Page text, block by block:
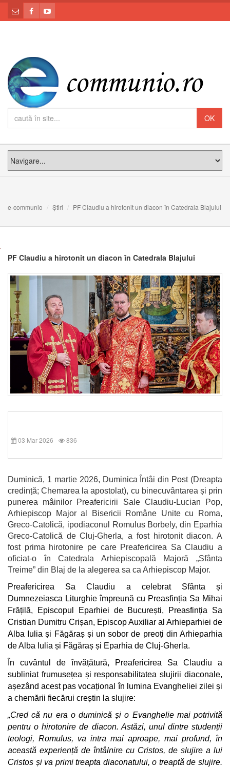
e-communio Știri PF Claudiu a hirotonit un diacon în Catedrala Blajului
PF Claudiu a hirotonit un diacon în Catedrala Blajului
03 Mar 2026 836
Duminică, 1 martie 2026, Duminica Întâi din Post (Dreapta
credință; Chemarea la apostolat), cu binecuvântarea și prin
punerea mâinilor Preafericirii Sale Claudiu-Lucian Pop,
Arhiepiscop Major al Bisericii Române Unite cu Roma,
Greco-Catolică, ipodiaconul Romulus Borbely, din Eparhia
Greco-Catolică de Cluj-Gherla, a fost hirotonit diacon. A
fost prima hirotonire pe care Preafericirea Sa Claudiu a
oficiat-o în Catedrala Arhiepiscopală Majoră „Sfânta
Treime” din Blaj de la alegerea sa ca Arhiepiscop Major.
Preafericirea Sa Claudiu a celebrat Sfânta și
Dumnezeiasca Liturghie împreună cu Preasfinția Sa Mihai
Frățilă, Episcopul Eparhiei de București, Preasfinția Sa
Cristian Dumitru Crișan, Episcop Auxiliar al Arhieparhiei de
Alba Iulia și Făgăraș și un sobor de preoți din Arhieparhia
de Alba Iulia și Făgăraș și Eparhia de Cluj-Gherla.
În cuvântul de învățătură, Preafericirea Sa Claudiu a
subliniat frumusețea și responsabilitatea slujirii diaconale,
așezând acest pas vocațional în lumina Evangheliei zilei și
a chemării fiecărui creștin la slujire:
„Cred că nu era o duminică și o Evanghelie mai potrivită
pentru o hirotonire de diacon. Astăzi, unul dintre studenții
teologi, Romulus, va intra mai aproape, mai profund, în
această experiență de întâlnire cu Cristos, de slujire a lui
Cristos și va primi treapta diaconatului, o treaptă de slujire.